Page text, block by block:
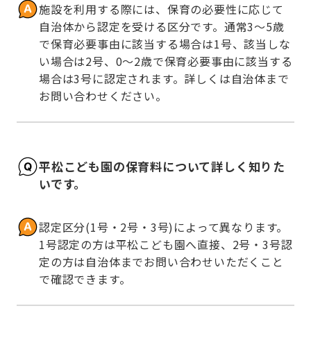
施設を利用する際には、保育の必要性に応じて
自治体から認定を受ける区分です。通常3～5歳
で保育必要事由に該当する場合は1号、該当しな
い場合は2号、0～2歳で保育必要事由に該当する
場合は3号に認定されます。詳しくは自治体まで
お問い合わせください。
平松こども園の保育料について詳しく知りた
いです。
認定区分(1号・2号・3号)によって異なります。
1号認定の方は平松こども園へ直接、2号・3号認
定の方は自治体までお問い合わせいただくこと
で確認できます。